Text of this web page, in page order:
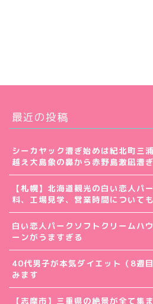
最近の投稿
シーカヤック漕ぎ始めは紀北町三
越え大島象の鼻から赤野島激凪漕ぎ
【札幌】北海道観光の白い恋人パ
料、工場見学、営業時間についても
白い恋人パークソフトクリームハ
ーンがうますぎる
40代男子が本気ダイエット（8週
みます
【志摩市】三重県の絶景が全て集